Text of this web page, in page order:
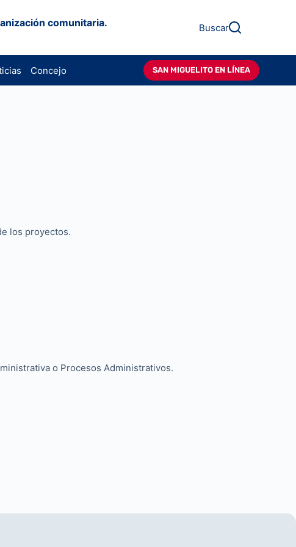
comunitaria. Buscar
Concejo SAN MIGUELITO EN LÍNEA
los proyectos.
o Procesos Administrativos.